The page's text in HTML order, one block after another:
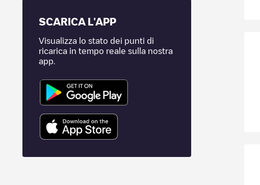
SCARICA L'APP
Visualizza lo stato dei punti di
ricarica in tempo reale sulla nostra
app.